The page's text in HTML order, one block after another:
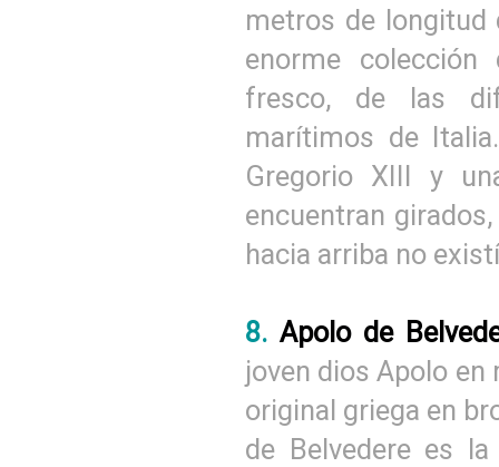
metros de longitud
enorme
fresco, de las
marítimos de
Gregorio XIII y
encuentran
hacia arriba no
8. Apolo de
joven dios Apolo
original griega en
de Belvedere es